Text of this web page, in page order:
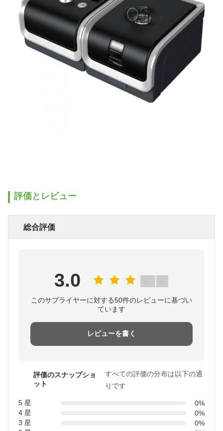
評価とレビュー
総合評価
3.0
このサプライヤーに対する50件のレビューに基づい
ています
レビューを書く
評価のスナップショ
ット
すべての評価の分布は以下の通
りです
5 星
0%
4 星
0%
3 星
0%